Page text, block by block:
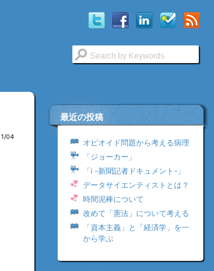
最近の投稿
オピオイド問題から考える病理
「ジョーカー」
「i -新聞記者ドキュメント-」
データサイエンティストとは？
時間泥棒について
改めて「憲法」について考える
「資本主義」と「経済学」を一
から学ぶ
04